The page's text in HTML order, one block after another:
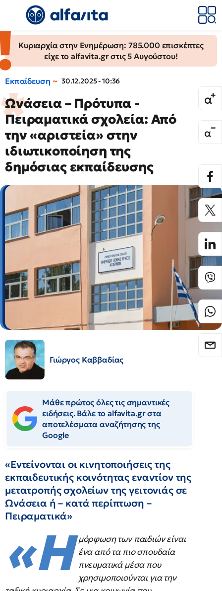
Κυριαρχία στην Ενημέρωση: 785.000 επισκέπτες
είχε το alfavita.gr στις 5 Αυγούστου!
Εκπαίδευση 30.12.2025 - 10:36
Ωνάσεια – Πρότυπα -
Πειραματικά σχολεία: Από
την «αριστεία» στην
ιδιωτικοποίηση της
δημόσιας εκπαίδευσης
Γιώργος Καββαδίας
Μάθε πρώτος όλες τις σημαντικές
ειδήσεις. Βάλε το alfavita.gr στα
αποτελέσματα αναζήτησης της
Google
«Εντείνονται οι κινητοποιήσεις της
εκπαιδευτικής κοινότητας εναντίον της
μετατροπής σχολείων της γειτονιάς σε
Ωνάσεια ή – κατά περίπτωση –
Πειραματικά»
«Η μόρφωση των παιδιών είναι
ένα από τα πιο σπουδαία
πνευματικά μέσα που
χρησιμοποιούνται για την